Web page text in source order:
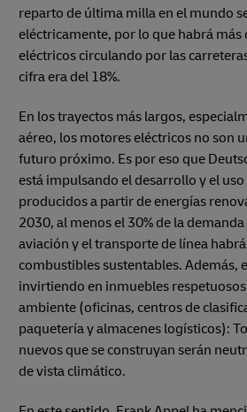
reparto de última milla en el mundo
eléctricamente, por lo que habrá
eléctricos circulando por las
cifra era del 18%.
En los trayectos más largos,
aéreo, los motores eléctricos no son
futuro próximo. Es por eso que
está impulsando el desarrollo y el
producidos a partir de energías
2030, al menos el 30% de la
aviación y el transporte de línea
combustibles sustentables. Además,
invirtiendo en inmuebles
ambiente (oficinas, centros de
paquetería y almacenes logísticos):
nuevos que se construyan serán
de vista climático.